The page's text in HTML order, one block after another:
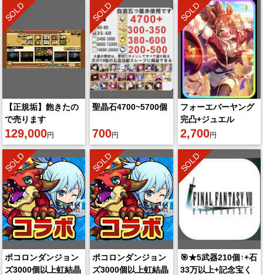
SOLD
【正規垢】飽きたの
で売ります
129,000円
SOLD
聖晶石4700~5700個
700円
SOLD
フォーエバーヤング
完凸+ジュエル
200000個以上
+SSR60-80体
2,700円
SOLD
ポコロンダンジョン
ズ3000個以上虹結晶
SOLD
ポコロンダンジョン
ズ3000個以上虹結晶
SOLD
🎯★5武器210個↑+石
33万以上+記念宝く